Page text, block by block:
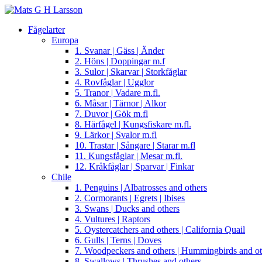
Fågelarter
Europa
1. Svanar | Gäss | Änder
2. Höns | Doppingar m.f
3. Sulor | Skarvar | Storkfåglar
4. Rovfåglar | Ugglor
5. Tranor | Vadare m.fl.
6. Måsar | Tärnor | Alkor
7. Duvor | Gök m.fl
8. Härfågel | Kungsfiskare m.fl.
9. Lärkor | Svalor m.fl
10. Trastar | Sångare | Starar m.fl
11. Kungsfåglar | Mesar m.fl.
12. Kråkfåglar | Sparvar | Finkar
Chile
1. Penguins | Albatrosses and others
2. Cormorants | Egrets | Ibises
3. Swans | Ducks and others
4. Vultures | Raptors
5. Oystercatchers and others | California Quail
6. Gulls | Terns | Doves
7. Woodpeckers and others | Hummingbirds and